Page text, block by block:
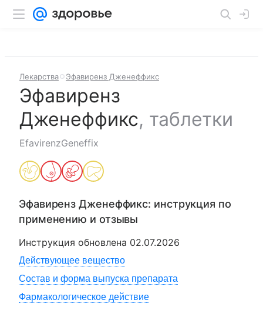
Лекарства Эфавиренз Дженеффикс
Эфавиренз
Дженеффикс, таблетки
EfavirenzGeneffix
Эфавиренз Дженеффикс: инструкция по
применению и отзывы
Инструкция обновлена 02.07.2026
Действующее вещество
Состав и форма выпуска препарата
Фармакологическое действие